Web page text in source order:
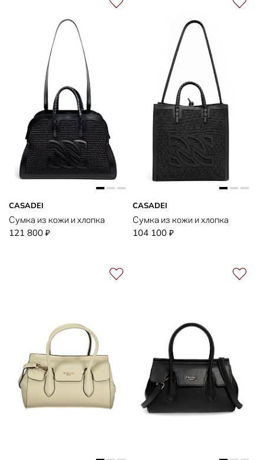
CASADEI
Сумка из кожи и хлопка
121 800 ₽
CASADEI
Сумка из кожи и хлопка
104 100 ₽